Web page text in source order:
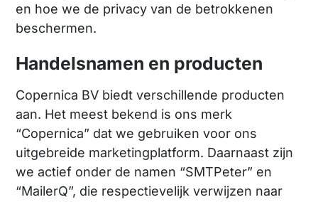
en hoe we de privacy van de betrokkenen
beschermen.
Handelsnamen en producten
Copernica BV biedt verschillende producten
aan. Het meest bekend is ons merk
“Copernica” dat we gebruiken voor ons
uitgebreide marketingplatform. Daarnaast zijn
we actief onder de namen “SMTPeter” en
“MailerQ”, die respectievelijk verwijzen naar